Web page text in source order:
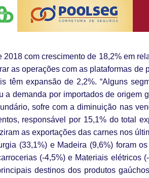
com crescimento de 18,2% em
as operações com as plataformas de
expansão de 2,2%. “Alguns
demanda por importados de origem
sofre com a diminuição nas
responsável por 15,1% do total
as exportações das carnes nos
(33,1%) e Madeira (9,6%) foram
(-4,5%) e Materiais elétricos
destinos dos produtos